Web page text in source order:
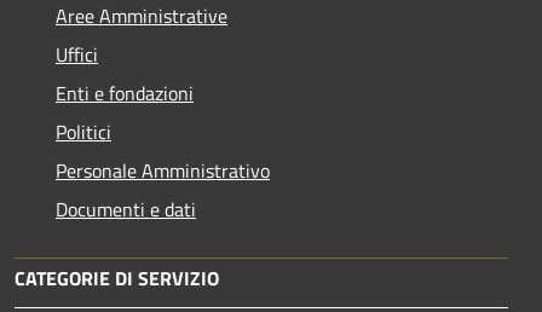
Aree Amministrative
Uffici
Enti e fondazioni
Politici
Personale Amministrativo
Documenti e dati
CATEGORIE DI SERVIZIO